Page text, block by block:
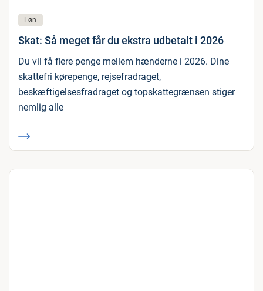
Løn
Skat: Så meget får du ekstra udbetalt i 2026
Du vil få flere penge mellem hænderne i 2026. Dine
skattefri kørepenge, rejsefradraget,
beskæftigelsesfradraget og topskattegrænsen stiger
nemlig alle